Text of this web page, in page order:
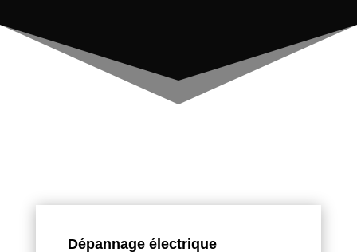
Dépannage électrique